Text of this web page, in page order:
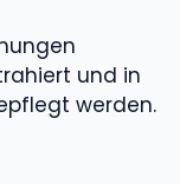
und in
werden.